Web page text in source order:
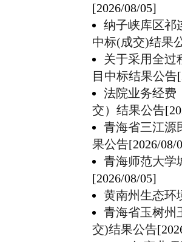
[2026/08/05]
纳子峡库区祁
中标(成交)结果
关于采用全过
目中标结果公告
法院业务经费
交）结果公告
青海省三江源
果公告[2026/08/
青海师范大学
[2026/08/05]
黄南州生态环
青海省玉树州
交)结果公告